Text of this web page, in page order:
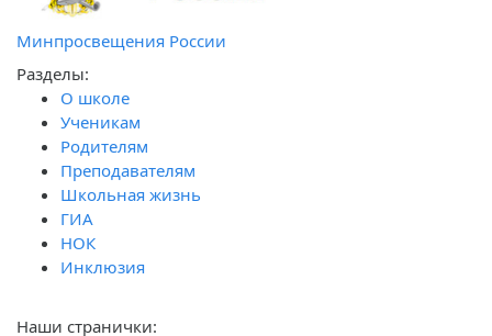
Минпросвещения России
Разделы:
О школе
Ученикам
Родителям
Преподавателям
Школьная жизнь
ГИА
НОК
Инклюзия
Наши странички: